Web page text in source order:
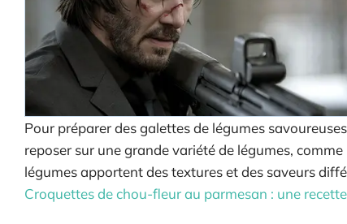
Pour préparer des galettes de légumes
reposer sur une grande variété de légumes,
légumes apportent des textures et des saveurs
Croquettes de chou-fleur au parmesan : une